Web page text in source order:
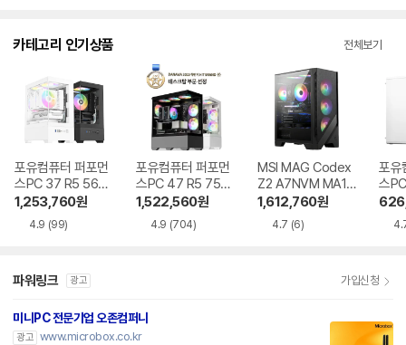
카테고리 인기상품 전체보기
포유컴퓨터 퍼포먼
스PC 37 R5 5600
RTX5060
1,253,760원
4.9 (99)
포유컴퓨터 퍼포먼
스PC 47 R5 7500
F RTX5060Ti
1,522,560원
4.9 (704)
MSI MAG Codex
Z2 A7NVM MA10
R5-7500F RTX 5
060 Ti 게이밍
1,612,760원
4.7 (6)
포유
스
파워링크 광고 가입신청
미니PC 전문기업 오존컴퍼니
광고 www.microbox.co.kr